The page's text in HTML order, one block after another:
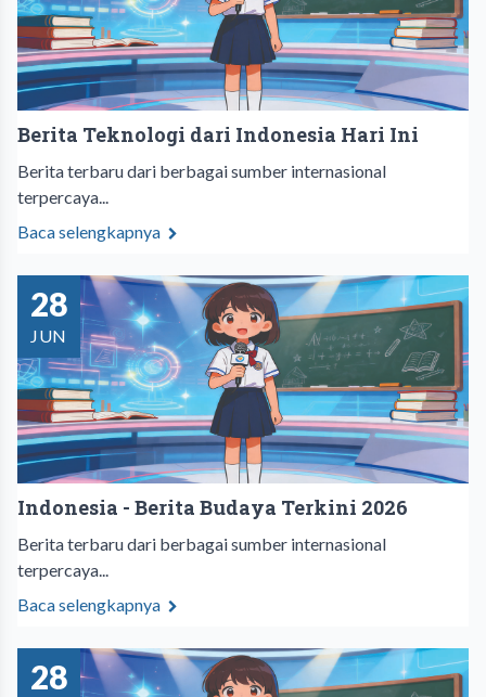
Berita Teknologi dari Indonesia Hari Ini
Berita terbaru dari berbagai sumber internasional
terpercaya...
Baca selengkapnya
28
JUN
Indonesia - Berita Budaya Terkini 2026
Berita terbaru dari berbagai sumber internasional
terpercaya...
Baca selengkapnya
28